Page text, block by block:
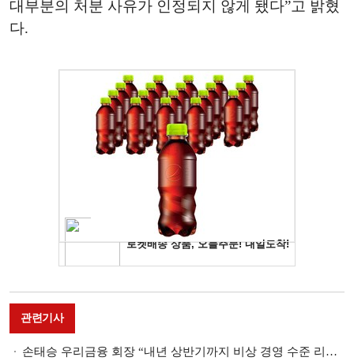
대부분의 처분 사유가 인정되지 않게 됐다”고 밝혔
다.
관련기사
손태승 우리금융 회장 “내년 상반기까지 비상 경영 수준 리스크 관리 최우선”